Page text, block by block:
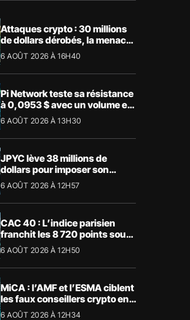
Attaques crypto : 30 millions
de dollars dérobés, la menace
devient physique
6 AOÛT 2026 À 16H40
Pi Network teste sa résistance
à 0,0953 $ avec un volume en
forte hausse
6 AOÛT 2026 À 13H30
JPYC lève 38 millions de
dollars pour imposer son
stablecoin yen au Japon
6 AOÛT 2026 À 12H57
CAC 40 : L’indice parisien
franchit les 8 720 points sous
l’impulsion du luxe
6 AOÛT 2026 À 12H50
MiCA : l’AMF et l’ESMA ciblent
les faux conseillers crypto en
Europe
6 AOÛT 2026 À 12H34